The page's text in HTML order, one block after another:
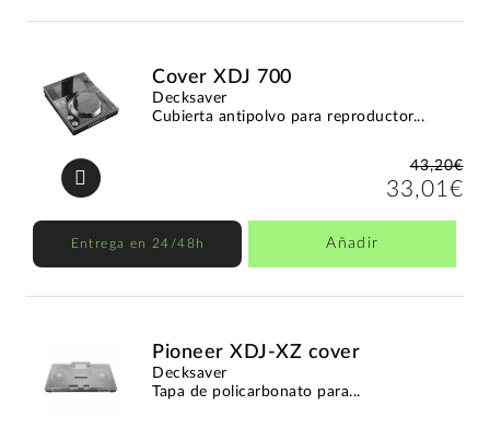
Cover XDJ 700
Decksaver
Cubierta antipolvo para reproductor...
43,20€
33,01€
Entrega en 24/48h Añadir
Pioneer XDJ-XZ cover
Decksaver
Tapa de policarbonato para...